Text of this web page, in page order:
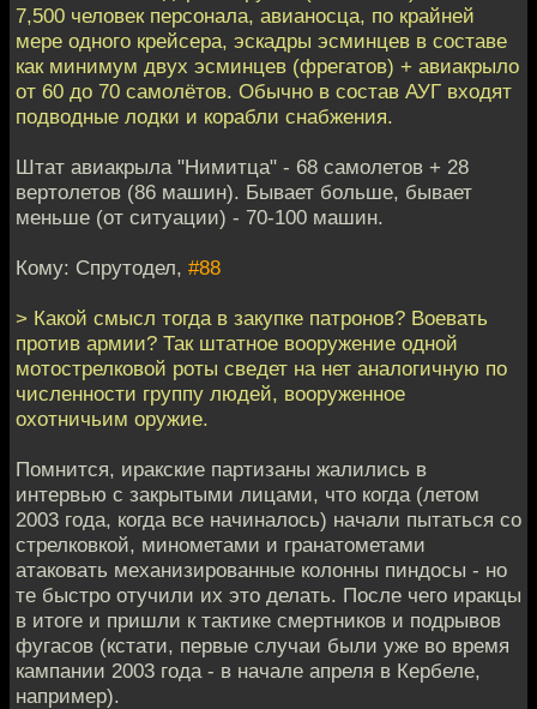
7,500 человек персонала, авианосца, по крайней
мере одного крейсера, эскадры эсминцев в составе
как минимум двух эсминцев (фрегатов) + авиакрыло
от 60 до 70 самолётов. Обычно в состав АУГ входят
подводные лодки и корабли снабжения.
Штат авиакрыла "Нимитца" - 68 самолетов + 28
вертолетов (86 машин). Бывает больше, бывает
меньше (от ситуации) - 70-100 машин.
Кому: Спрутодел, #88
> Какой смысл тогда в закупке патронов? Воевать
против армии? Так штатное вооружение одной
мотострелковой роты сведет на нет аналогичную по
численности группу людей, вооруженное
охотничьим оружие.
Помнится, иракские партизаны жалились в
интервью с закрытыми лицами, что когда (летом
2003 года, когда все начиналось) начали пытаться со
стрелковкой, минометами и гранатометами
атаковать механизированные колонны пиндосы - но
те быстро отучили их это делать. После чего иракцы
в итоге и пришли к тактике смертников и подрывов
фугасов (кстати, первые случаи были уже во время
кампании 2003 года - в начале апреля в Кербеле,
например).